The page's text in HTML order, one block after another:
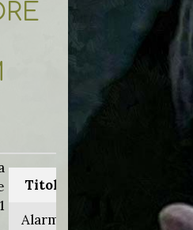
Titolo originale:
Alarm für Cobra 11